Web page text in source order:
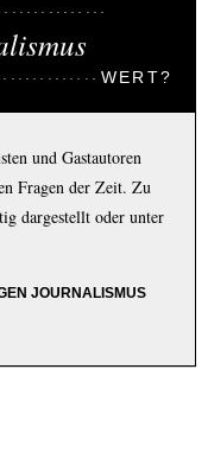
WERT?
und Gastautoren
Fragen der Zeit. Zu
dargestellt oder unter
JOURNALISMUS